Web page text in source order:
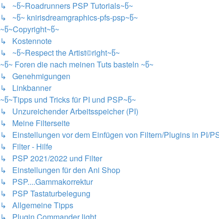
↳ ~წ~Roadrunners PSP Tutorials~წ~
↳ ~წ~ knirisdreamgraphics-pfs-psp~წ~
~წ~Copyright~წ~
↳ Kostennote
↳ ~წ~Respect the Artist©right~წ~
~წ~ Foren die nach meinen Tuts basteln ~წ~
↳ Genehmigungen
↳ Linkbanner
~წ~Tipps und Tricks für PI und PSP~წ~
↳ Unzureichender Arbeitsspeicher (PI)
↳ Meine Filterseite
↳ Einstellungen vor dem Einfügen von Filtern/Plugins in PI/
↳ Filter - Hilfe
↳ PSP 2021/2022 und Filter
↳ Einstellungen für den Ani Shop
↳ PSP....Gammakorrektur
↳ PSP Tastaturbelegung
↳ Allgemeine Tipps